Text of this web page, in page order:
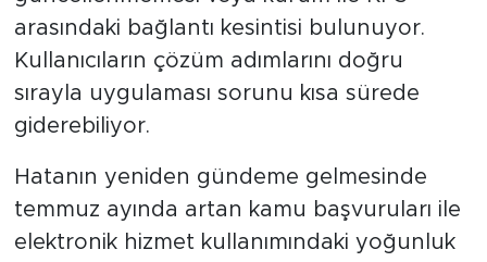
arasındaki bağlantı kesintisi bulunuyor.
Kullanıcıların çözüm adımlarını doğru
sırayla uygulaması sorunu kısa sürede
giderebiliyor.
Hatanın yeniden gündeme gelmesinde
temmuz ayında artan kamu başvuruları ile
elektronik hizmet kullanımındaki yoğunluk